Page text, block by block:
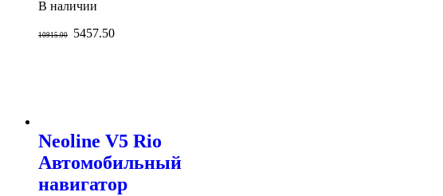
В наличии
10915.00 5457.50
Neoline V5 Rio
Автомобильный
навигатор